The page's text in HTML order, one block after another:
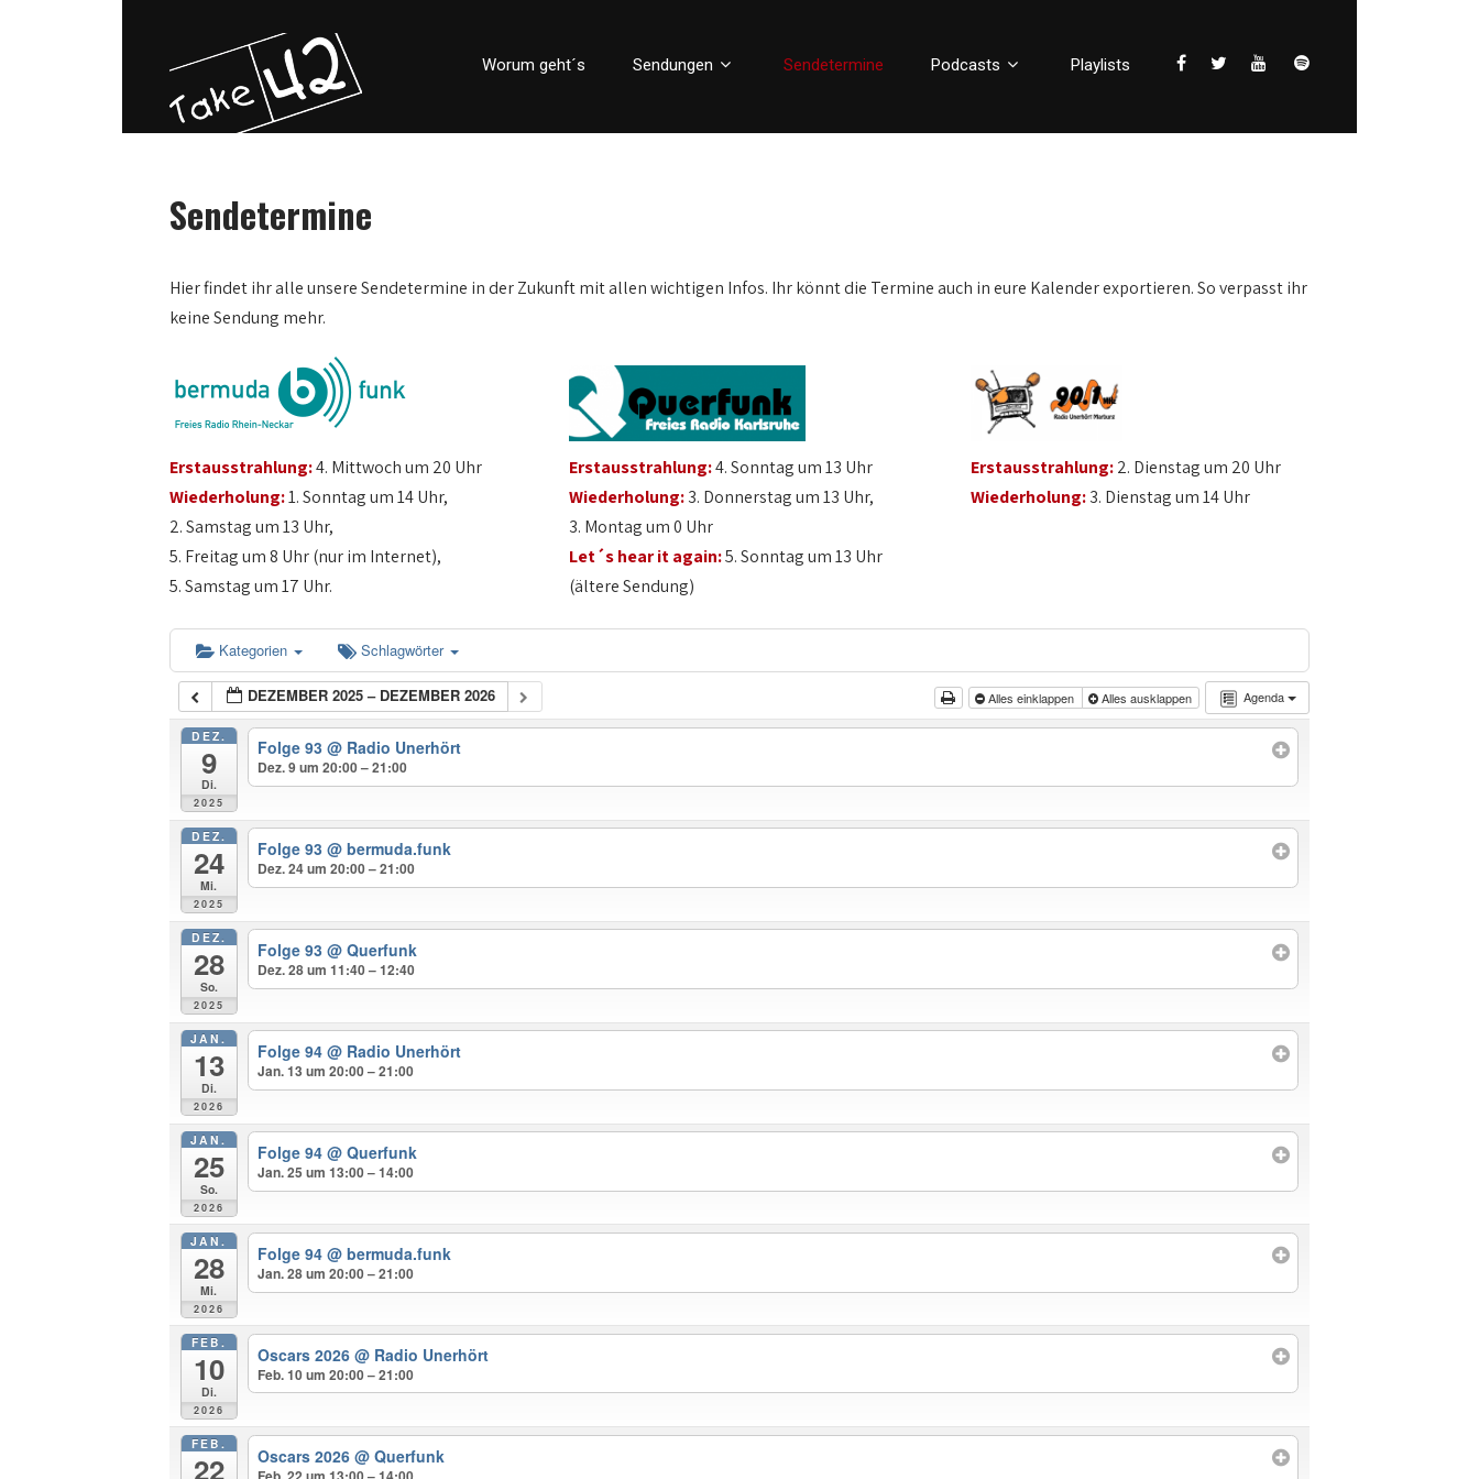
Worum geht´s Sendungen Sendetermine Podcasts Playlists
Sendetermine
Hier findet ihr alle unsere Sendetermine in der Zukunft mit allen wichtigen Infos. Ihr könnt die Termine auch in eure Kalender exportieren. So verpasst ihr
keine Sendung mehr.
Erstausstrahlung:4. Mittwoch um 20 Uhr
Wiederholung:1. Sonntag um 14 Uhr,
2. Samstag um 13 Uhr,
5. Freitag um 8 Uhr (nur im Internet),
5. Samstag um 17 Uhr.
Erstausstrahlung:4. Sonntag um 13 Uhr
Wiederholung:3. Donnerstag um 13 Uhr,
3. Montag um 0 Uhr
Let´s hear it again:5. Sonntag um 13 Uhr
(ältere Sendung)
Erstausstrahlung:2. Dienstag um 20 Uhr
Wiederholung:3. Dienstag um 14 Uhr
Kategorien Schlagwörter
Agenda
DEZEMBER 2025 – DEZEMBER 2026 Alles einklappen Alles ausklappen
DEZ.
9
Di.
2025
Folge 93@ Radio Unerhört
Dez. 9 um 20:00 – 21:00
DEZ.
24
Mi.
2025
Folge 93@ bermuda.funk
Dez. 24 um 20:00 – 21:00
DEZ.
28
So.
2025
Folge 93@ Querfunk
Dez. 28 um 11:40 – 12:40
JAN.
13
Di.
2026
Folge 94@ Radio Unerhört
Jan. 13 um 20:00 – 21:00
JAN.
25
So.
2026
Folge 94@ Querfunk
Jan. 25 um 13:00 – 14:00
JAN.
28
Mi.
2026
Folge 94@ bermuda.funk
Jan. 28 um 20:00 – 21:00
FEB.
10
Di.
2026
Oscars 2026@ Radio Unerhört
Feb. 10 um 20:00 – 21:00
FEB.
22 Oscars 2026@ Querfunk